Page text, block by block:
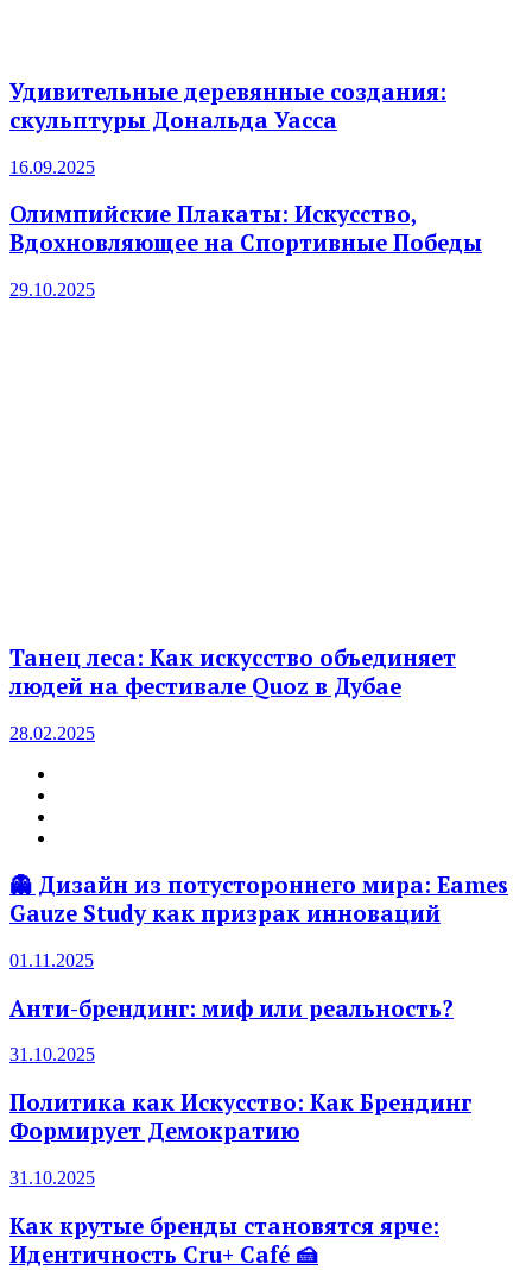
Удивительные деревянные создания:
скульптуры Дональда Уасса
16.09.2025
Олимпийские Плакаты: Искусство,
Вдохновляющее на Спортивные Победы
29.10.2025
Танец леса: Как искусство объединяет
людей на фестивале Quoz в Дубае
28.02.2025
👻 Дизайн из потустороннего мира: Eames
Gauze Study как призрак инноваций
01.11.2025
Анти-брендинг: миф или реальность?
31.10.2025
Политика как Искусство: Как Брендинг
Формирует Демократию
31.10.2025
Как крутые бренды становятся ярче:
Идентичность Cru+ Café 🍰